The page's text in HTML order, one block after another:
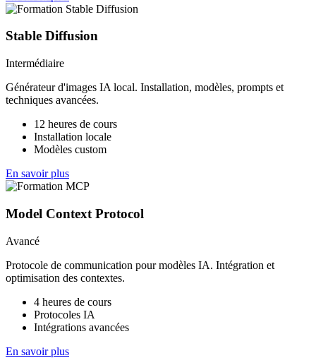
Stable Diffusion
Intermédiaire
Générateur d'images IA local. Installation, modèles, prompts et
techniques avancées.
12 heures de cours
Installation locale
Modèles custom
En savoir plus
Model Context Protocol
Avancé
Protocole de communication pour modèles IA. Intégration et
optimisation des contextes.
4 heures de cours
Protocoles IA
Intégrations avancées
En savoir plus